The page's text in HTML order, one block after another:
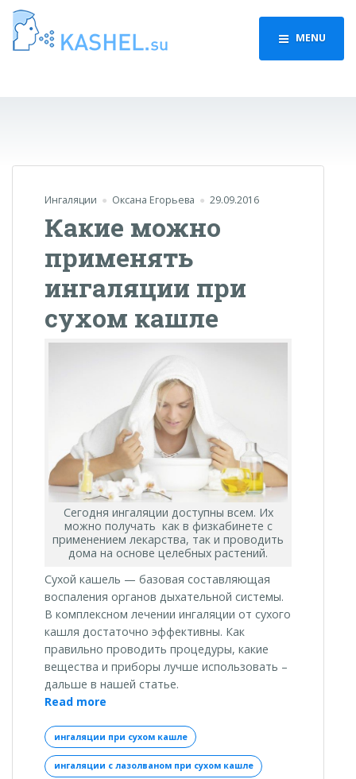
MENU
Ингаляции Оксана Егорьева 29.09.2016
Какие можно
применять
ингаляции при
сухом кашле
Сегодня ингаляции доступны всем. Их
можно получать как в физкабинете с
применением лекарства, так и проводить
дома на основе целебных растений.
Сухой кашель — базовая составляющая
воспаления органов дыхательной системы.
В комплексном лечении ингаляции от сухого
кашля достаточно эффективны. Как
правильно проводить процедуры, какие
вещества и приборы лучше использовать –
дальше в нашей статье.
Read more
применять
ингаляции
при
ингаляции при сухом кашле
ингаляции с лазолваном при сухом кашле